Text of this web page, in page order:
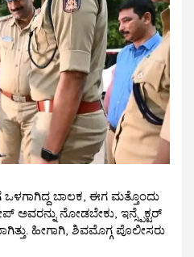
ಒಳಗಾಗಿದ್ದ ಬಾಲಕ, ಈಗ ಮತ್ತೊಂದು
ಅವರನ್ನು ನೋಡಬೇಕು, ಇನ್ಸ್ಪೆಕ್ಟರ್
ಹೀಗಾಗಿ, ಶಿವಮೊಗ್ಗ ಪೊಲೀಸರು